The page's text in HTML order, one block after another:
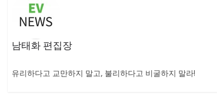
남태화 편집장
유리하다고 교만하지 말고, 불리하다고 비굴하지 말라!